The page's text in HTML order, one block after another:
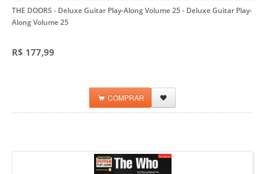
THE DOORS - Deluxe Guitar Play-Along Volume 25- Deluxe Guitar Play-
Along Volume 25
R$ 177,99
COMPRAR